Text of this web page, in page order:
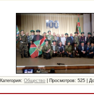
Категория: Общество Просмотров: 525 |